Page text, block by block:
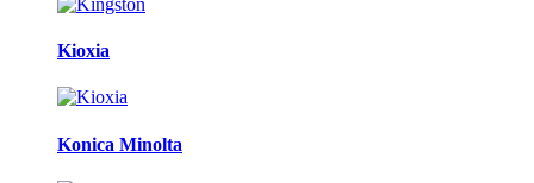
Kioxia
Konica Minolta